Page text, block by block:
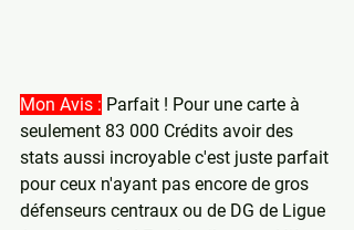
Mon Avis : Parfait ! Pour une carte à
seulement 83 000 Crédits avoir des
stats aussi incroyable c'est juste parfait
pour ceux n'ayant pas encore de gros
défenseurs centraux ou de DG de Ligue